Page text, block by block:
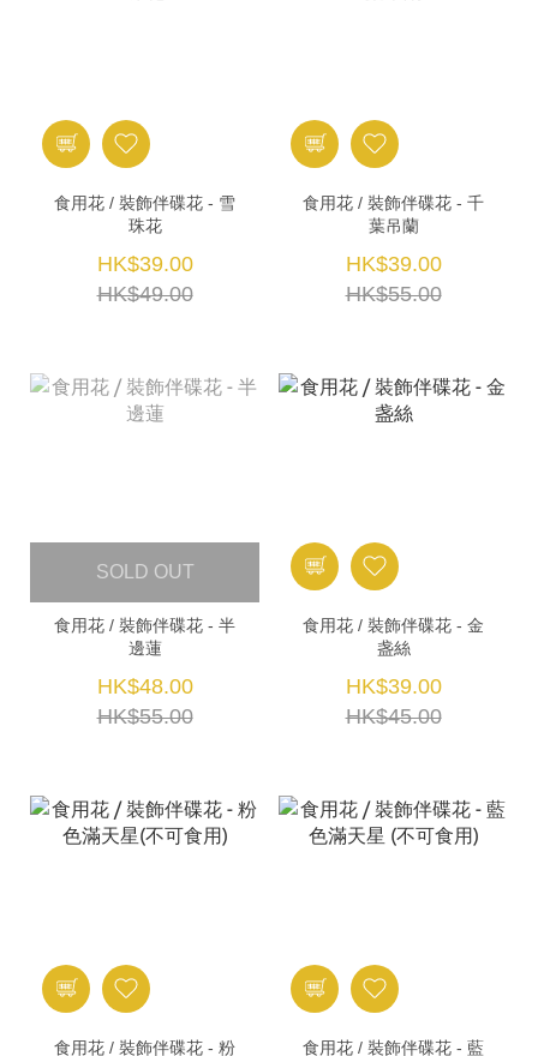
食用花 / 裝飾伴碟花 - 雪
珠花
HK$39.00
HK$49.00
食用花 / 裝飾伴碟花 - 千
葉吊蘭
HK$39.00
HK$55.00
SOLD OUT
食用花 / 裝飾伴碟花 - 半
邊蓮
HK$48.00
HK$55.00
食用花 / 裝飾伴碟花 - 金
盏絲
HK$39.00
HK$45.00
食用花 / 裝飾伴碟花 - 粉 食用花 / 裝飾伴碟花 - 藍